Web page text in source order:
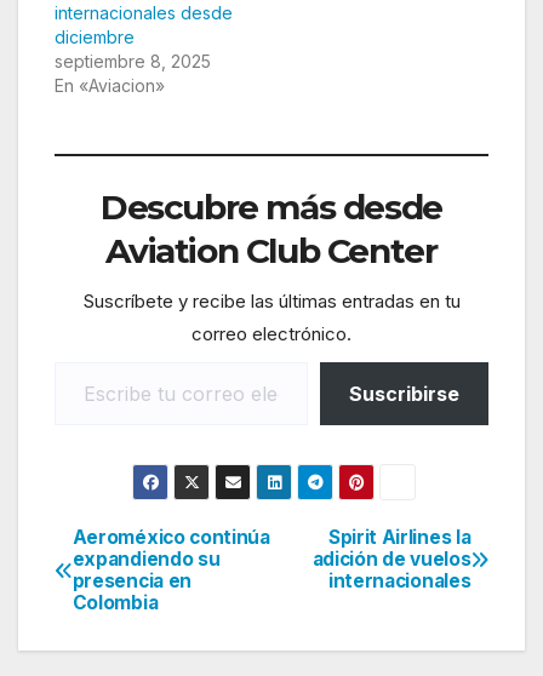
internacionales desde
diciembre
septiembre 8, 2025
En «Aviacion»
Descubre más desde
Aviation Club Center
Suscríbete y recibe las últimas entradas en tu
correo electrónico.
Suscribirse
Navegación
de
entradas
Spirit Airlines la
adición de vuelos
internacionales
Aeroméxico continúa
expandiendo su
presencia en
Colombia